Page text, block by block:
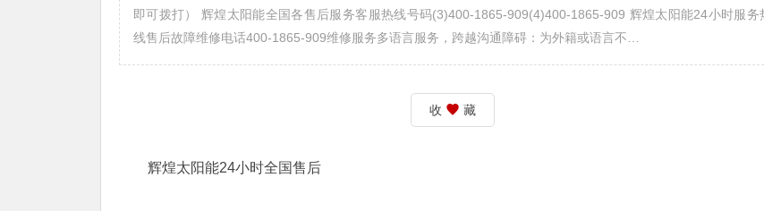
即可拨打） 辉煌太阳能全国各售后服务客服热线号码(3)400-1865-909(4)400-1865-909 辉煌太阳能24小时服务
线售后故障维修电话400-1865-909维修服务多语言服务，跨越沟通障碍：为外籍或语言不…
收 藏
辉煌太阳能24小时全国售后